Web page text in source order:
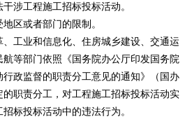
涉工程施工招标投标活动。
区或者部门的限制。
业和信息化、住房城乡建设、交通运
等部门依照《国务院办公厅印发国务院
政监督的职责分工意见的通知》（国办
职责分工，对工程施工招标投标活动实
标投标活动中的违法行为。